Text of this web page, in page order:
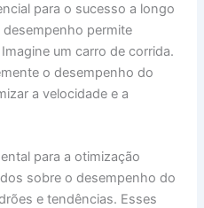
para o sucesso a longo
desempenho permite
um carro de corrida.
o desempenho do
a velocidade e a
para a otimização
sobre o desempenho do
e tendências. Esses